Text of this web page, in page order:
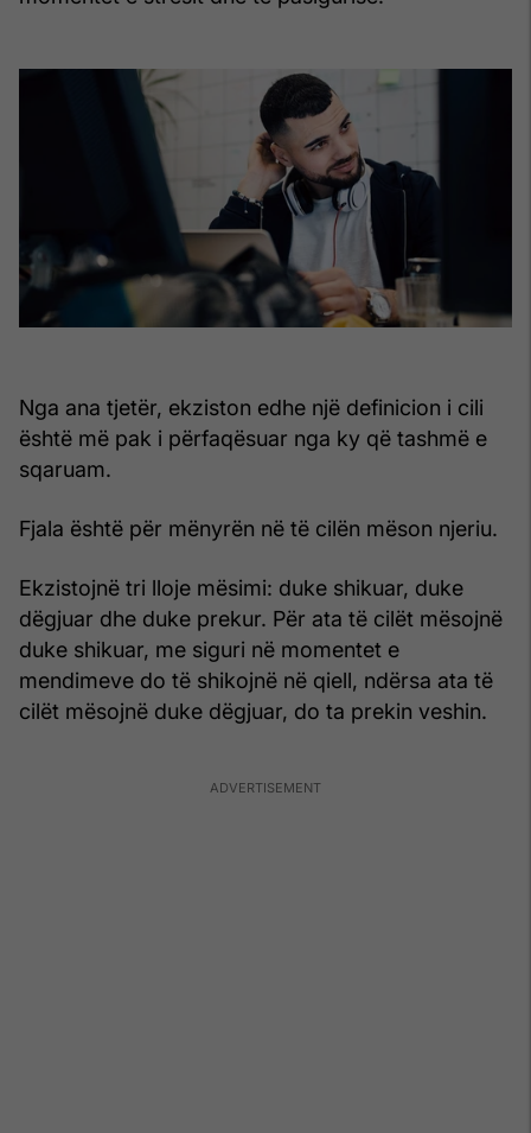
Nga ana tjetër, ekziston edhe një definicion i cili
është më pak i përfaqësuar nga ky që tashmë e
sqaruam.
Fjala është për mënyrën në të cilën mëson njeriu.
Ekzistojnë tri lloje mësimi: duke shikuar, duke
dëgjuar dhe duke prekur. Për ata të cilët mësojnë
duke shikuar, me siguri në momentet e
mendimeve do të shikojnë në qiell, ndërsa ata të
cilët mësojnë duke dëgjuar, do ta prekin veshin.